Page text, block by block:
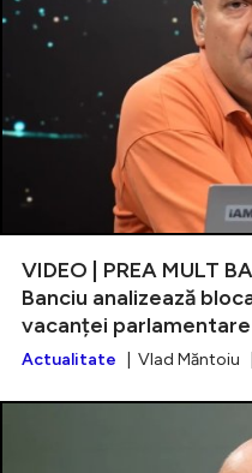
VIDEO | PREA MULT
Banciu analizează
vacanței parlamentare
Actualitate | Vlad Măntoiu